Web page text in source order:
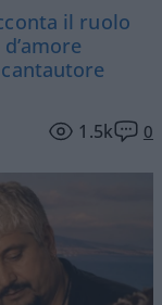
il ruolo
1.5k 0